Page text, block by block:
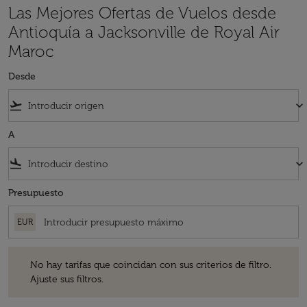
Las Mejores Ofertas de Vuelos desde
Antioquía a Jacksonville de Royal Air
Maroc
Desde
flight_takeoff keyboard_arrow_down
A
flight_land keyboard_arrow_down
Presupuesto
EUR
No hay tarifas que coincidan con sus criterios de filtro.
Ajuste sus filtros.